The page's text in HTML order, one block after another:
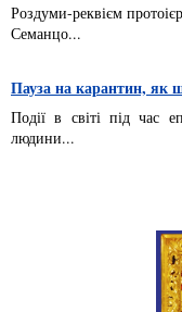
Роздуми-реквієм
Семанцо...
Пауза на карантин, як
Події в світі під час
людини...